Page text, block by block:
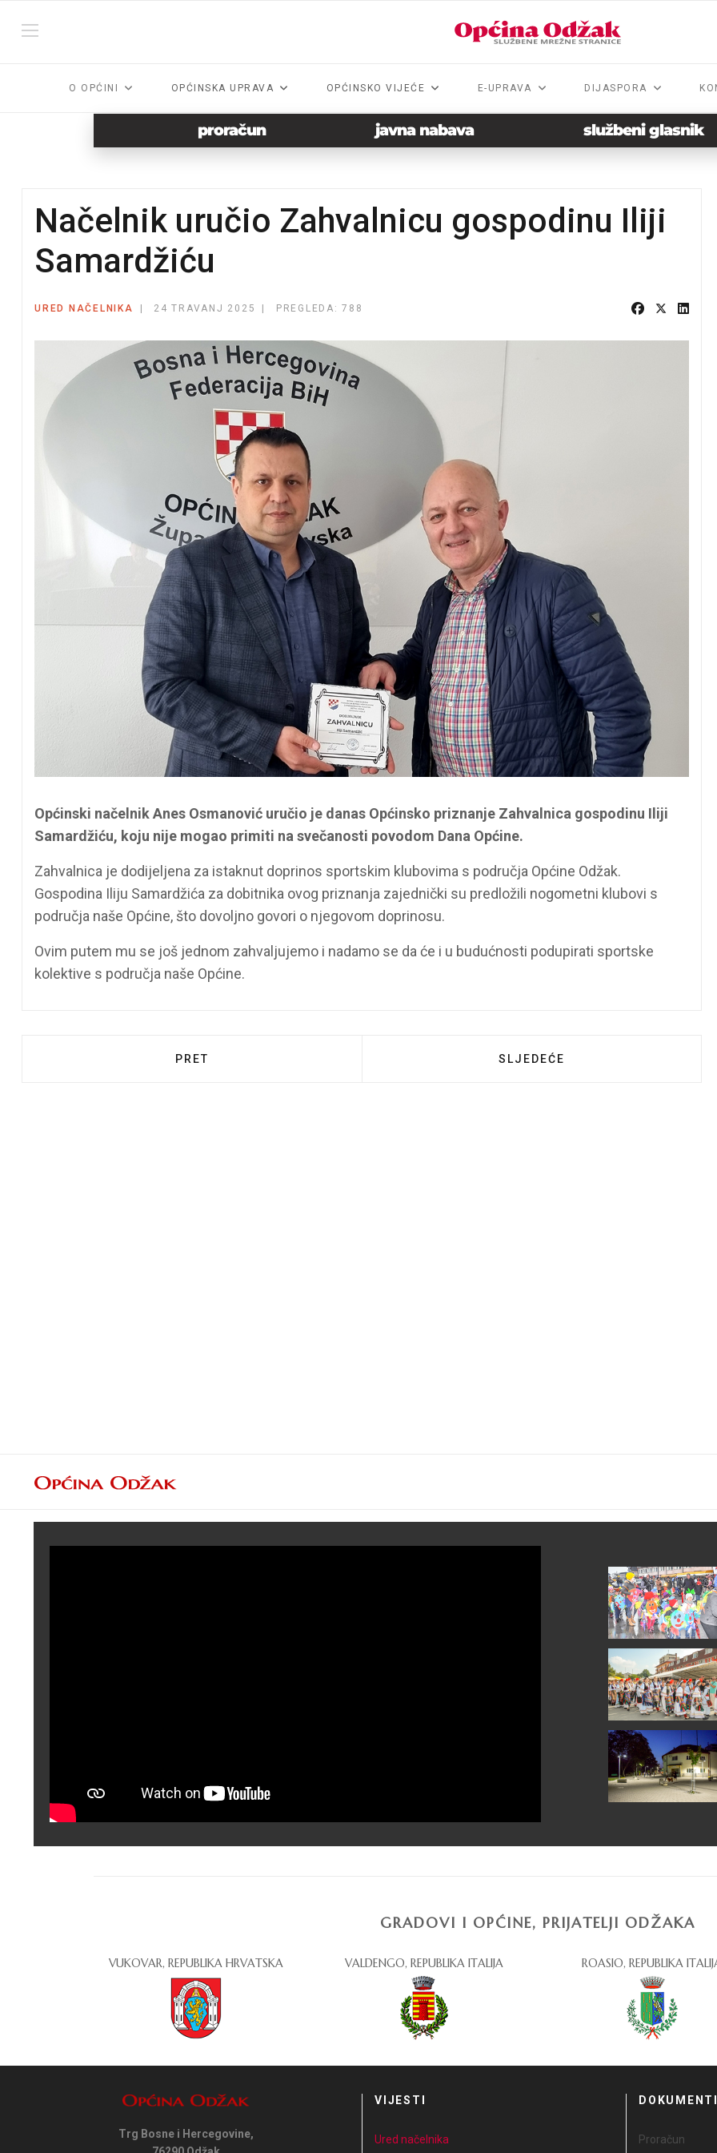
O OPĆINI OPĆINSKA UPRAVA OPĆINSKO VIJEĆE E-UPRAVA DIJASPORA
proračun javna nabava službeni glasnik
Načelnik uručio Zahvalnicu gospodinu Iliji
Samardžiću
URED NAČELNIKA 24 TRAVANJ 2025 PREGLEDA: 788
Općinski načelnik Anes Osmanović uručio je danas Općinsko priznanje Zahvalnica gospodinu Iliji
Samardžiću, koju nije mogao primiti na svečanosti povodom Dana Općine.
Zahvalnica je dodijeljena za istaknut doprinos sportskim klubovima s područja Općine Odžak.
Gospodina Iliju Samardžića za dobitnika ovog priznanja zajednički su predložili nogometni klubovi s
područja naše Općine, što dovoljno govori o njegovom doprinosu.
Ovim putem mu se još jednom zahvaljujemo i nadamo se da će i u budućnosti podupirati sportske
kolektive s područja naše Općine.
PRETHODNI ČLANAK: NAČELNIK NAZOČIO SVEČANOSTI URUČENJA UGOVORA O
PRET SLJEDEĆI ČLANAK: ČESTITKA
SLJEDEĆE
GRADOVI I OPĆINE, PRIJATELJI ODŽAKA
VUKOVAR, REPUBLIKA HRVATSKA VALDENGO, REPUBLIKA ITALIJA ROASIO, REPUBLIKA
Trg Bosne i Hercegovine,
VIJESTI
Ured načelnika
DOKUMENTI
Proračun